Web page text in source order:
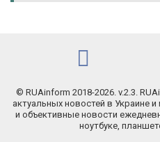
© RUAinform 2018-2026. v.2.3.
актуальных новостей в Украине
и объективные новости
ноутбуке,